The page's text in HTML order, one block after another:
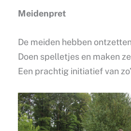
Meidenpret
De meiden hebben
Doen spelletjes en maken
Een prachtig initiatief van